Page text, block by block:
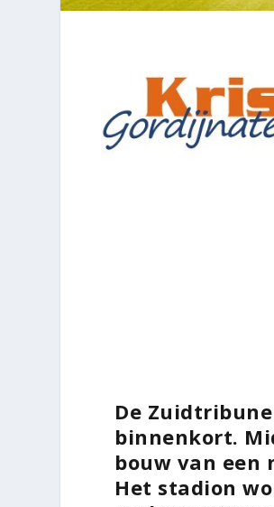
De
binnenkort.
bouw van een
Het stadion